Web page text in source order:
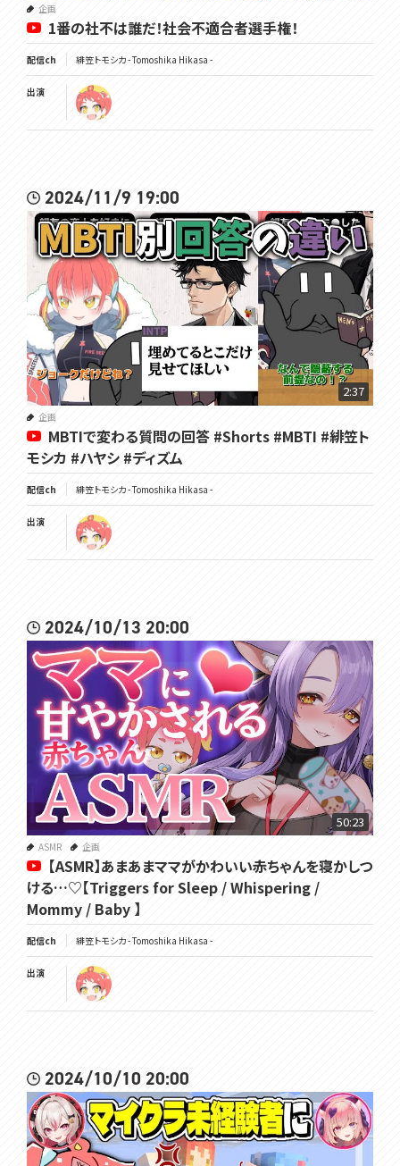
企画
1番の社不は誰だ！社会不適合者選手権！
配信ch 緋笠トモシカ - Tomoshika Hikasa -
出演
2024/11/9 19:00
2:37
企画
MBTIで変わる質問の回答 #Shorts #MBTI #緋笠ト
モシカ #ハヤシ #ディズム
配信ch 緋笠トモシカ - Tomoshika Hikasa -
出演
2024/10/13 20:00
50:23
ASMR 企画
【ASMR】あまあまママがかわいい赤ちゃんを寝かしつ
ける…♡【Triggers for Sleep / Whispering /
Mommy / Baby 】
配信ch 緋笠トモシカ - Tomoshika Hikasa -
出演
2024/10/10 20:00